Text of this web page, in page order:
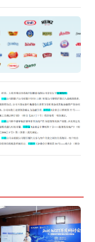
司完成多项
士康做生意
“十字路
据中心、汽
工厂的“瓶
次登陆港
或有望加速